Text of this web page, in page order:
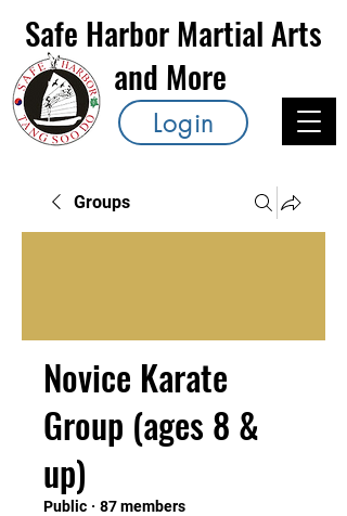
Safe Harbor Martial Arts
and More
Login
Groups
Novice Karate
Group (ages 8 &
up)
Public · 87 members